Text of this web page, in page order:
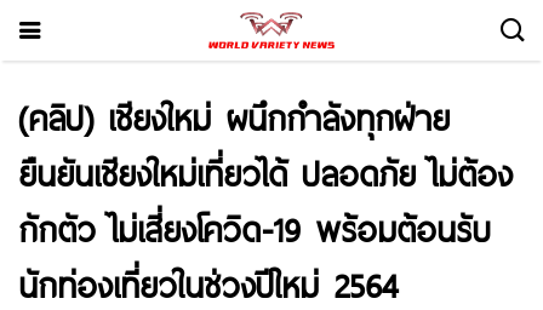
(คลิป) เชียงใหม่ ผนึกกำลังทุกฝ่าย
ยืนยันเชียงใหม่เที่ยวได้ ปลอดภัย ไม่ต้อง
กักตัว ไม่เสี่ยงโควิด-19 พร้อมต้อนรับ
นักท่องเที่ยวในช่วงปีใหม่ 2564